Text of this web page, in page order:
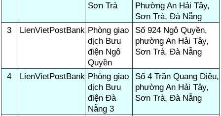
Sơn Trà
Phường An Hải Tây,
Sơn Trà, Đà Nẵng
3
LienVietPostBank Phòng giao
dịch Bưu
điện Ngô
Quyền
Số 924 Ngô Quyền,
phường An Hải Tây,
Sơn Trà, Đà Nẵng
4 LienVietPostBank Phòng giao
dịch Bưu
điện Đà
Nẵng 3
Số 4 Trần Quang Diệu,
phường An Hải Tây,
Sơn Trà, Đà Nẵng